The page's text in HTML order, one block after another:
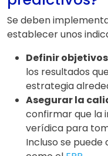
Se deben
establecer unos
Definir
los resultados
estrategia
Asegurar la
confirmar que la
verídica para
Incluso se